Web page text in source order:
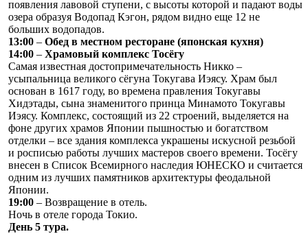
появления лавовой ступени, с высоты которой и падают воды
озера образуя Водопад Кэгон, рядом видно еще 12 не
больших водопадов.
13:00 – Обед в местном ресторане (японская кухня)
14:00 – Храмовый комплекс Тосёгу
Самая известная достопримечательность Никко –
усыпальница великого сёгуна Токугава Иэясу. Храм был
основан в 1617 году, во времена правления Токугавы
Хидэтады, сына знаменитого принца Минамото Токугавы
Иэясу. Комплекс, состоящий из 22 строений, выделяется на
фоне других храмов Японии пышностью и богатством
отделки – все здания комплекса украшены искусной резьбой
и росписью работы лучших мастеров своего времени. Тосёгу
внесен в Список Всемирного наследия ЮНЕСКО и считается
одним из лучших памятников архитектуры феодальной
Японии.
19:00 – Возвращение в отель.
Ночь в отеле города Токио.
День 5 тура.